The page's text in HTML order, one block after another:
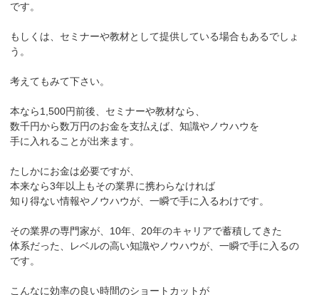
です。
もしくは、セミナーや教材として提供している場合もあるでしょ
う。
考えてもみて下さい。
本なら1,500円前後、セミナーや教材なら、
数千円から数万円のお金を支払えば、知識やノウハウを
手に入れることが出来ます。
たしかにお金は必要ですが、
本来なら3年以上もその業界に携わらなければ
知り得ない情報やノウハウが、一瞬で手に入るわけです。
その業界の専門家が、10年、20年のキャリアで蓄積してきた
体系だった、レベルの高い知識やノウハウが、一瞬で手に入るの
です。
こんなに効率の良い時間のショートカットが